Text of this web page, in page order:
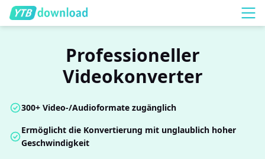
Professioneller
Videokonverter
300+ Video-/Audioformate zugänglich
Ermöglicht die Konvertierung mit unglaublich hoher
Geschwindigkeit